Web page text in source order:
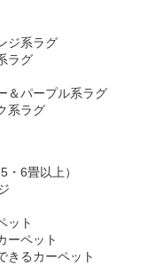
ジ系ラグ
ラグ
＆パープル系ラグ
系ラグ
・6畳以上）
ット
ーペット
きるカーペット